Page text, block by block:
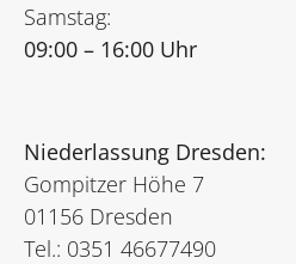
Samstag:
09:00 – 16:00 Uhr
Niederlassung Dresden:
Gompitzer Höhe 7
01156 Dresden
Tel.: 0351 46677490